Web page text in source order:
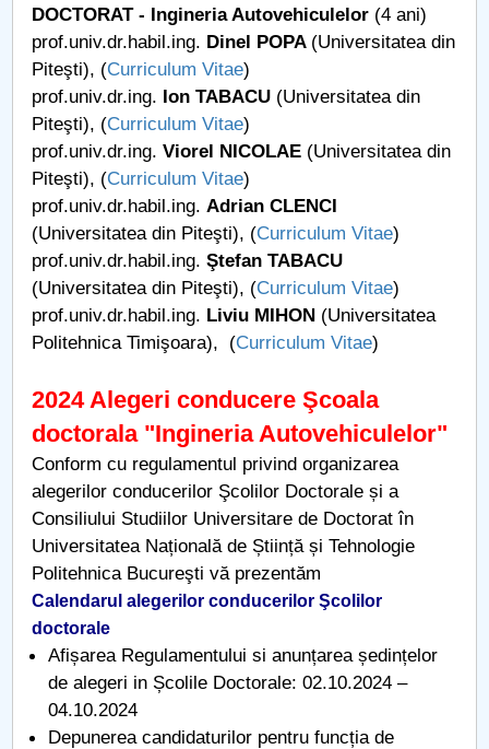
PNRR
Proiect PRIM STUD
Proiect SU-ETIC
Protecția datelor personale
UNIVERSITATE pentru comunitate
IOSUD/CSUD-Doctorate
Comisie de etica unversitară
Evenimente CUP
Accesibilitate pentru studenții cu dizabilități
Raportul Conducerii Centrului Universitar Pitești
privind implementarea Planului Operațional 2020-
2024
Parteneri CUP
Centrul de Consiliere și Orientare în Carieră
Chestionar angajabilitate ALUMNI – UPB
DOCTORAT - Ingineria Autovehiculelor (4 ani)
prof.univ.dr.habil.ing. Dinel POPA (Universitatea din
Piteşti), (Curriculum Vitae)
prof.univ.dr.ing. Ion TABACU (Universitatea din
Piteşti), (Curriculum Vitae)
prof.univ.dr.ing.Viorel NICOLAE (Universitatea din
Piteşti), (Curriculum Vitae)
prof.univ.dr.habil.ing.Adrian CLENCI
(Universitatea din Piteşti), (Curriculum Vitae)
prof.univ.dr.habil.ing.Ştefan TABACU
(Universitatea din Piteşti), (Curriculum Vitae)
prof.univ.dr.habil.ing. Liviu MIHON (Universitatea
Politehnica Timişoara), (Curriculum Vitae)
2024 Alegeri conducere Şcoala
doctorala "Ingineria Autovehiculelor"
Conform cu regulamentul privind organizarea
alegerilor conducerilor Şcolilor Doctorale și a
Consiliului Studiilor Universitare de Doctorat în
Universitatea Națională de Știință și Tehnologie
Politehnica Bucureşti vă prezentăm
Calendarul alegerilor conducerilor Şcolilor
doctorale
Afișarea Regulamentului si anunțarea ședințelor
de alegeri in Școlile Doctorale: 02.10.2024 –
04.10.2024
Depunerea candidaturilor pentru funcția de